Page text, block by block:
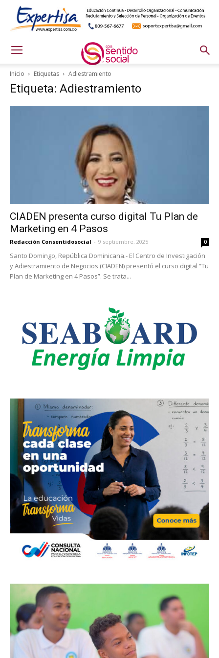
Inicio Etiquetas Adiestramiento
Etiqueta: Adiestramiento
CIADEN presenta curso digital Tu Plan de
Marketing en 4 Pasos
Redacción Consentidosocial - 9 septiembre, 2025 0
Santo Domingo, República Dominicana.- El Centro de Investigación
y Adiestramiento de Negocios (CIADEN) presentó el curso digital “Tu
Plan de Marketing en 4 Pasos”. Se trata...